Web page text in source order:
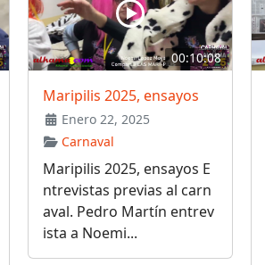
00:10:08
Maripilis 2025, ensayos
Enero 22, 2025
Carnaval
Maripilis 2025, ensayos E
ntrevistas previas al carn
aval. Pedro Martín entrev
ista a Noemi...